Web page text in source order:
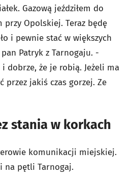
Gazową jeździłem do
przy Opolskiej. Teraz będę
i pewnie stać w większych
Patryk z Tarnogaju. -
dobrze, że je robią. Jeżeli ma
przez jakiś czas gorzej. Ze
stania w korkach
komunikacji miejskiej.
na pętli Tarnogaj.